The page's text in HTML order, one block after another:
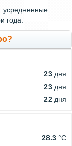
усредненные
года.
23 дня
23 дня
22 дня
28.3 °C